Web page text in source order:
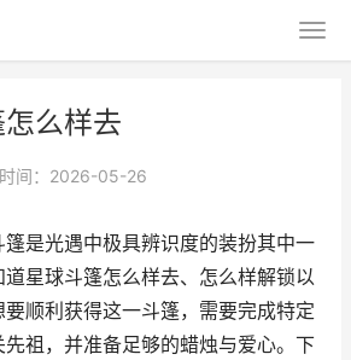
么样去
间：2026-05-26
是光遇中极具辨识度的装扮其中一
星球斗篷怎么样去、怎么样解锁以
顺利获得这一斗篷，需要完成特定
祖，并准备足够的蜡烛与爱心。下